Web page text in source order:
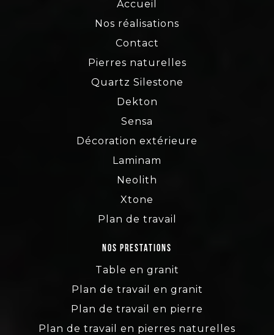
Accueil
Nos réalisations
Contact
Pierres naturelles
Quartz Silestone
Dekton
Sensa
Décoration extérieure
Laminam
Neolith
Xtone
Plan de travail
Nos prestations
Table en granit
Plan de travail en granit
Plan de travail en pierre
Plan de travail en pierres naturelles